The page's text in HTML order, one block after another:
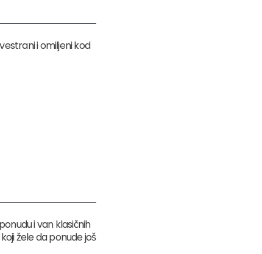
i omiljeni kod
i van klasičnih
žele da ponude još